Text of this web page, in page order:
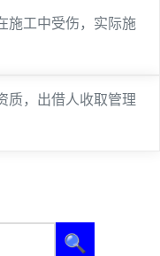
施工中受伤，实际施
质，出借人收取管理
🔍